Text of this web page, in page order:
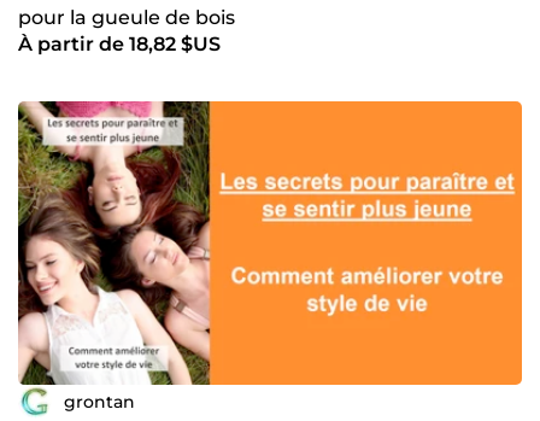
pour la gueule de bois
À partir de 18,82 $US
grontan